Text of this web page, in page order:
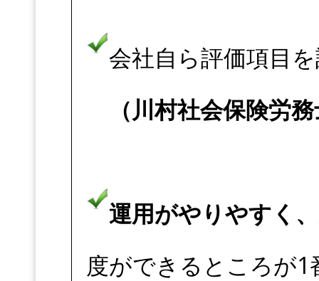
会社自ら評価項目
（川村社会保険労
運用がやりやすく、
度ができるところが1